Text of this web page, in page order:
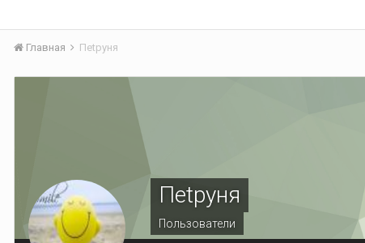
Главная Пеtруня
Пеtруня
Пользователи